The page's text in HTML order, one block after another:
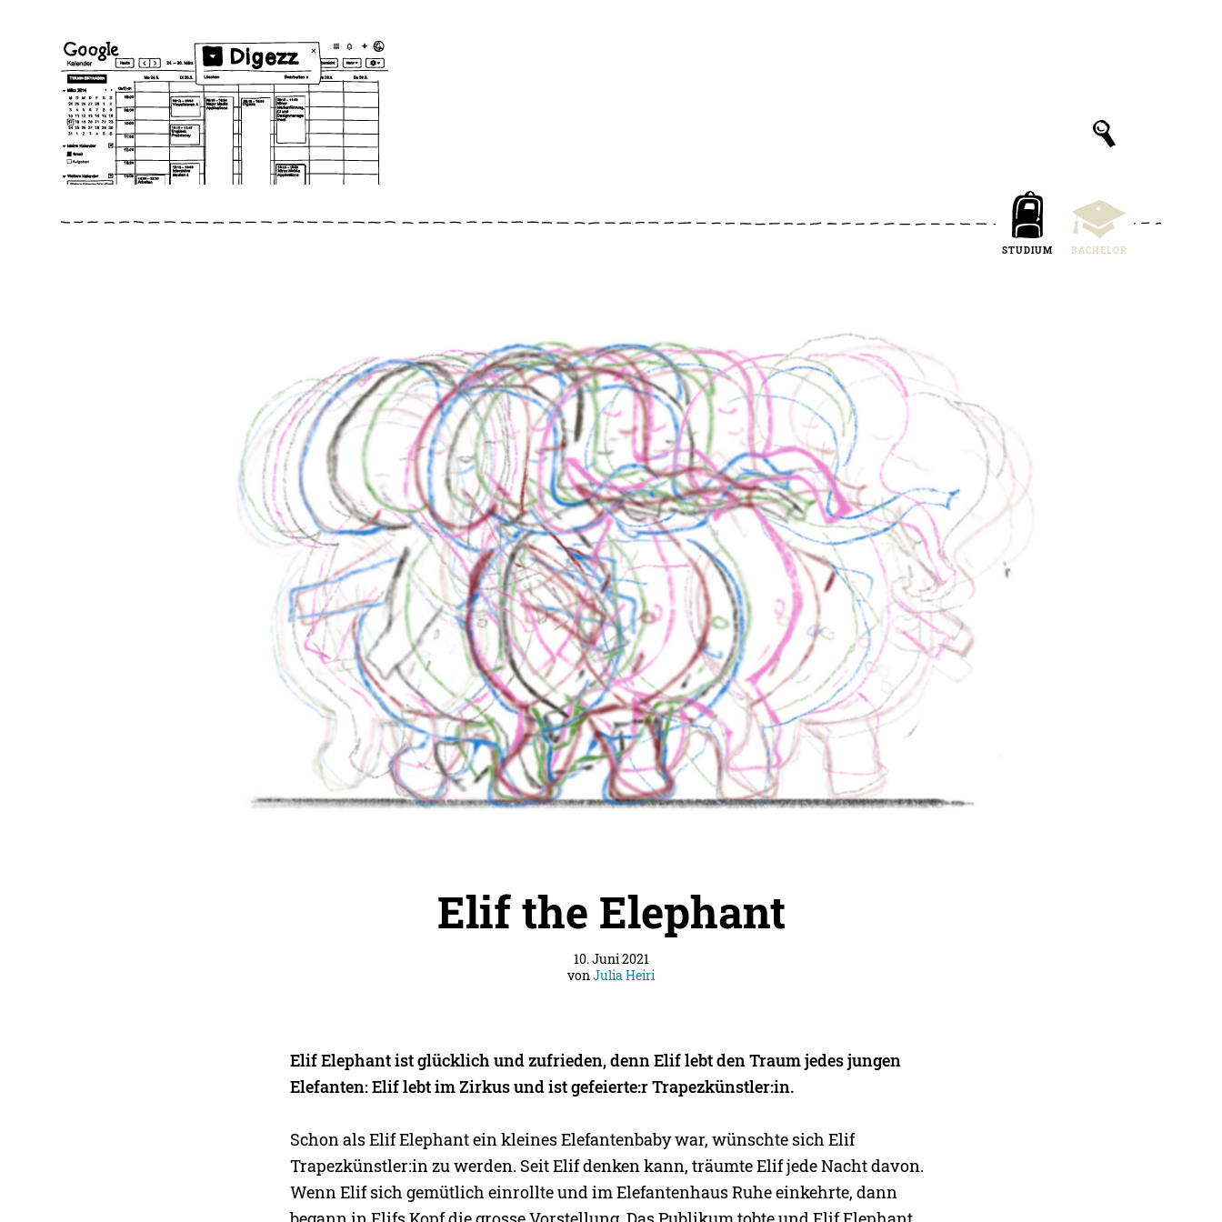
STUDIUM BACHELOR
Elif the Elephant
10. Juni 2021
vonJulia Heiri
Elif Elephant ist glücklich und zufrieden, denn Elif lebt den Traum jedes jungen
Elefanten: Elif lebt im Zirkus und ist gefeierte:r Trapezkünstler:in.
Schon als Elif Elephant ein kleines Elefantenbaby war, wünschte sich Elif
Trapezkünstler:in zu werden. Seit Elif denken kann, träumte Elif jede Nacht davon.
Wenn Elif sich gemütlich einrollte und im Elefantenhaus Ruhe einkehrte, dann